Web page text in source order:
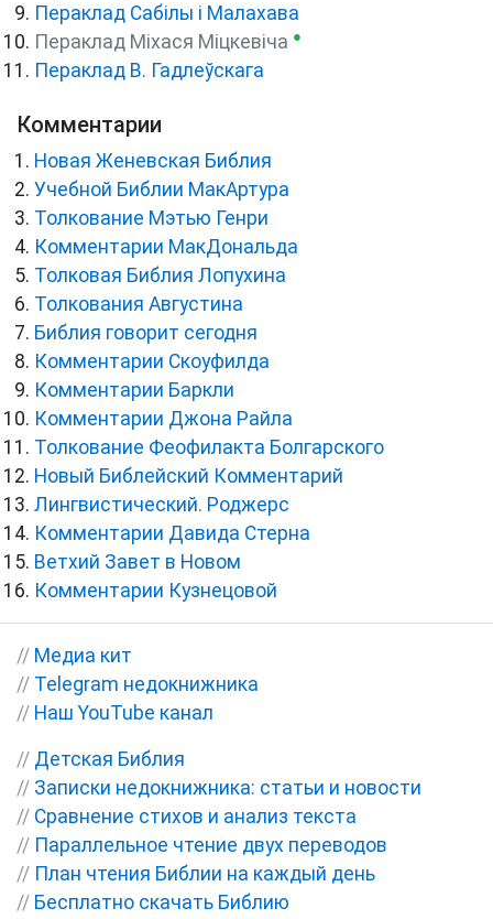
Пераклад Сабілы і Малахава
Пераклад Міхася Міцкевіча ●
Пераклад В. Гадлеўскага
Комментарии
Новая Женевская Библия
Учебной Библии МакАртура
Толкование Мэтью Генри
Комментарии МакДональда
Толковая Библия Лопухина
Толкования Августина
Библия говорит сегодня
Комментарии Скоуфилда
Комментарии Баркли
Комментарии Джона Райла
Толкование Феофилакта Болгарского
Новый Библейский Комментарий
Лингвистический. Роджерс
Комментарии Давида Стерна
Ветхий Завет в Новом
Комментарии Кузнецовой
// Медиа кит
// Telegram недокнижника
// Наш YouTube канал
// Детская Библия
// Записки недокнижника: статьи и новости
// Сравнение стихов и анализ текста
// Параллельное чтение двух переводов
// План чтения Библии на каждый день
// Бесплатно скачать Библию